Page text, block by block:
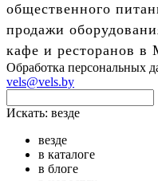
общественного
продажи
кафе и ресторанов в
Обработка персональных
vels@vels.by
Искать: везде
везде
в каталоге
в блоге